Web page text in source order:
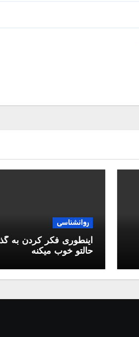
روانشناسی
اینطوری فکر کردن به
حالتو خوب میکنه